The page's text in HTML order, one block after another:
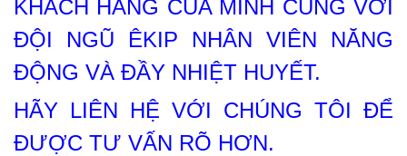
KHÁCH HÀNG CỦA MÌNH CÙNG VỚI
ĐỘI NGŨ ÊKIP NHÂN VIÊN NĂNG
ĐỘNG VÀ ĐẦY NHIỆT HUYẾT.
HÃY LIÊN HỆ VỚI CHÚNG TÔI ĐỂ
ĐƯỢC TƯ VẤN RÕ HƠN.